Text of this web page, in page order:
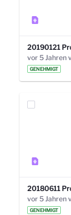
GENEHMIGT
GENEHMIGT